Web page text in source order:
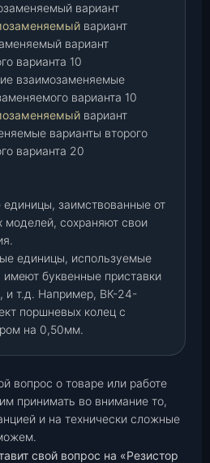
вариант
вариант
вариант
варианта 10
взаимозаменяемые
варианта 10
вариант
варианты второго
варианта 20
заимствованные от
моделей, сохраняют свои
единицы, используемые
имеют буквенные приставки
и т.д. Например, ВК-24-
поршневых колец с
на 0,50мм.
вопрос о товаре или работе
принимать во внимание то,
и на технически сложные
свой вопрос на «Резистор